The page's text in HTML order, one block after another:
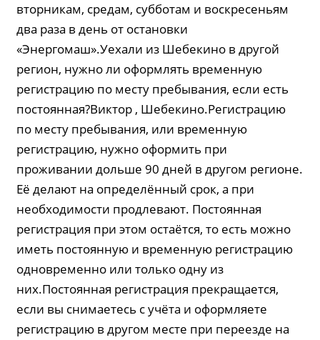
вторникам, средам, субботам и воскресеньям
два раза в день от остановки
«Энергомаш».Уехали из Шебекино в другой
регион, нужно ли оформлять временную
регистрацию по месту пребывания, если есть
постоянная?Виктор , Шебекино.Регистрацию
по месту пребывания, или временную
регистрацию, нужно оформить при
проживании дольше 90 дней в другом регионе.
Её делают на определённый срок, а при
необходимости продлевают. Постоянная
регистрация при этом остаётся, то есть можно
иметь постоянную и временную регистрацию
одновременно или только одну из
них.Постоянная регистрация прекращается,
если вы снимаетесь с учёта и оформляете
регистрацию в другом месте при переезде на